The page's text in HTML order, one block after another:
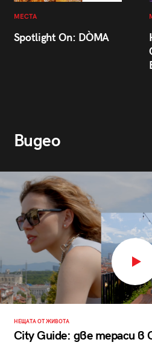
МЕСТА
Spotlight On: DÒMA
Видео
НЕЩАТА ОТ ЖИВОТА
City Guide: две тераси